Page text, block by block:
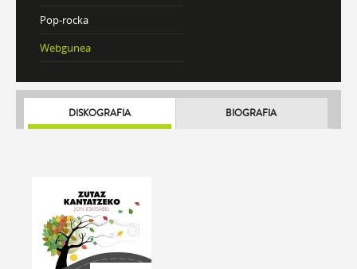
Pop-rocka
Webgunea
DISKOGRAFIA BIOGRAFIA